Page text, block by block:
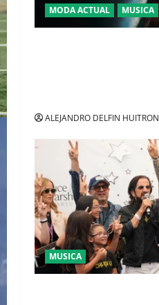
MODA ACTUAL MUSICA
ALEJANDRO DELFIN HUITRON
MUSICA